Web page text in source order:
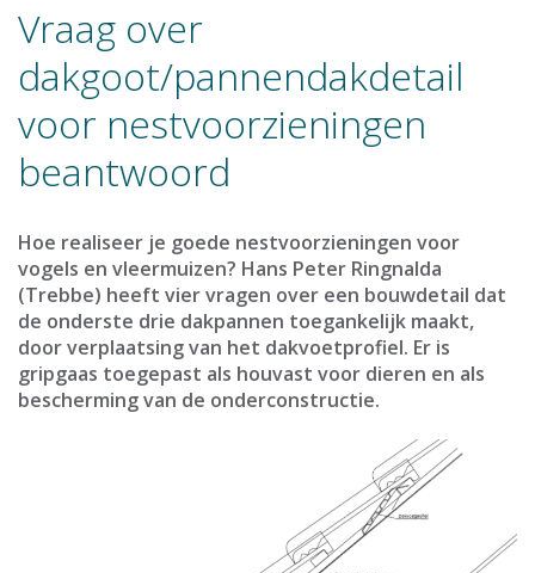
Vraag over
dakgoot/pannendakdetail
voor nestvoorzieningen
beantwoord
Hoe realiseer je goede nestvoorzieningen voor
vogels en vleermuizen? Hans Peter Ringnalda
(Trebbe) heeft vier vragen over een bouwdetail dat
de onderste drie dakpannen toegankelijk maakt,
door verplaatsing van het dakvoetprofiel. Er is
gripgaas toegepast als houvast voor dieren en als
bescherming van de onderconstructie.